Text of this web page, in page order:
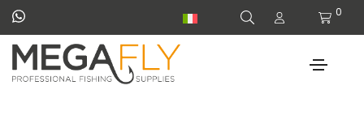
0